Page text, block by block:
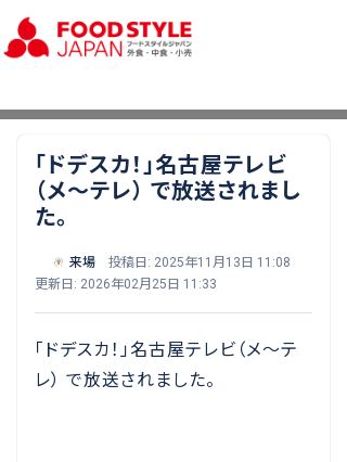
「ドデスカ！」名古屋テレビ
（メ〜テレ） で放送されまし
た。
来場
投稿日: 2025年11月13日 11:08
更新日: 2026年02月25日 11:33
「ドデスカ！」名古屋テレビ（メ〜テ
レ） で放送されました。